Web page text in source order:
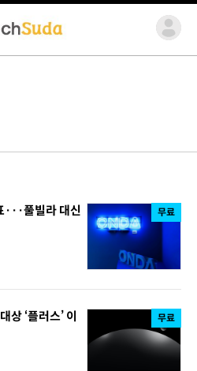
···풀빌라 대신
무료
상 ‘플러스’ 이
무료